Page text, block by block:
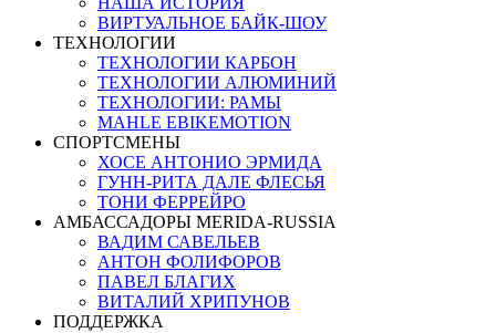
ВИРТУАЛЬНОЕ БАЙК-ШОУ
ТЕХНОЛОГИИ
ТЕХНОЛОГИИ КАРБОН
ТЕХНОЛОГИИ АЛЮМИНИЙ
ТЕХНОЛОГИИ: РАМЫ
MAHLE EBIKEMOTION
СПОРТСМЕНЫ
ХОСЕ АНТОНИО ЭРМИДА
ГУНН-РИТА ДАЛЕ ФЛЕСЬЯ
ТОНИ ФЕРРЕЙРО
АМБАССАДОРЫ MERIDA-RUSSIA
ВАДИМ САВЕЛЬЕВ
АНТОН ФОЛИФОРОВ
ПАВЕЛ БЛАГИХ
ВИТАЛИЙ ХРИПУНОВ
ПОДДЕРЖКА